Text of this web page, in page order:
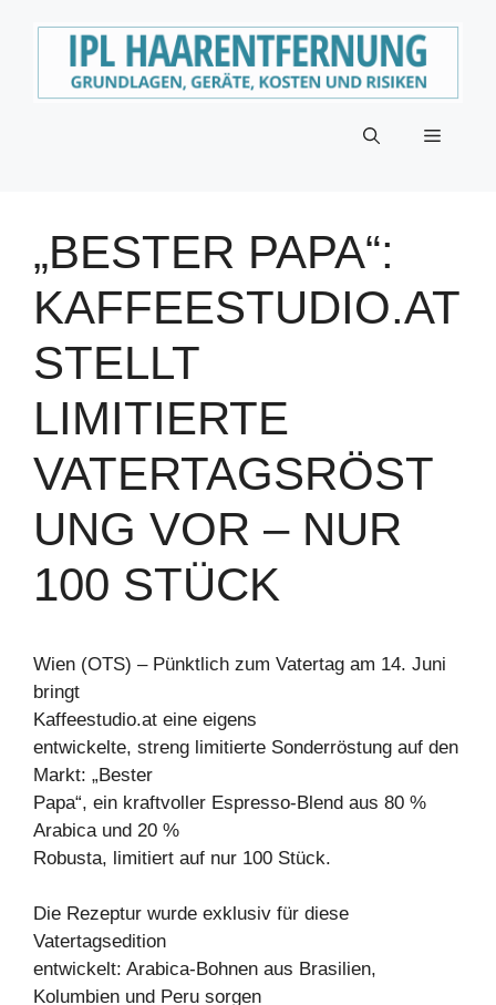
Menü
„BESTER PAPA“:
KAFFEESTUDIO.AT
STELLT
LIMITIERTE
VATERTAGSRÖST
UNG VOR – NUR
100 STÜCK
Wien (OTS) – Pünktlich zum Vatertag am 14. Juni
bringt
Kaffeestudio.at eine eigens
entwickelte, streng limitierte Sonderröstung auf den
Markt: „Bester
Papa“, ein kraftvoller Espresso-Blend aus 80 %
Arabica und 20 %
Robusta, limitiert auf nur 100 Stück.
Die Rezeptur wurde exklusiv für diese
Vatertagsedition
entwickelt: Arabica-Bohnen aus Brasilien,
Kolumbien und Peru sorgen